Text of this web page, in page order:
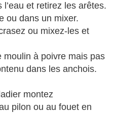
et retirez les arêtes.
ou dans un mixer.
ou mixez-les et
moulin à poivre mais pas
dans les anchois.
montez
pilon ou au fouet en